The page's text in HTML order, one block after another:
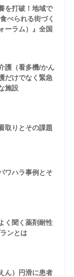
を打破！地域で
べられる街づく
ーラム）』全国
護（看多機/かん
だけでなく緊急
施設
取りとその課題
ワハラ事例とそ
く聞く薬剤耐性
ンとは
ん）円滑に患者